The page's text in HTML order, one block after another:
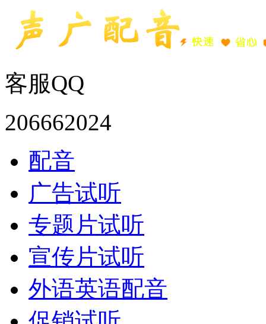
客服QQ
206662024
配音
广告试听
专题片试听
宣传片试听
外语英语配音